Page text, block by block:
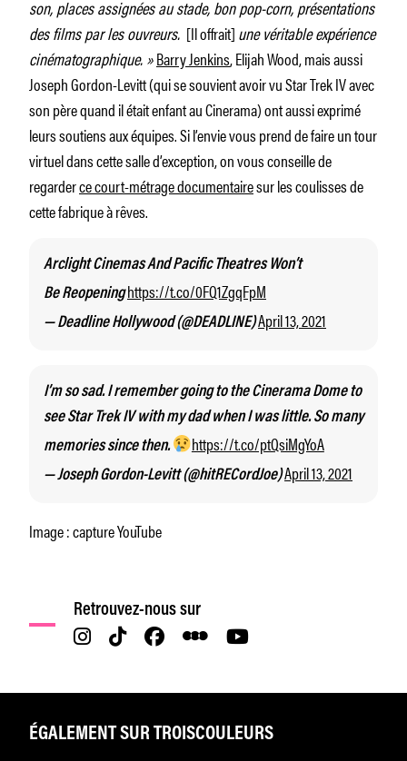
son, places assignées au stade, bon pop-corn, présentations
des films par les ouvreurs. [Il offrait]une véritable expérience
cinématographique. »Barry Jenkins, Elijah Wood, mais aussi
Joseph Gordon-Levitt (qui se souvient avoir vu Star Trek IV avec
son père quand il était enfant au Cinerama) ont aussi exprimé
leurs soutiens aux équipes. Si l’envie vous prend de faire un tour
virtuel dans cette salle d’exception, on vous conseille de
regarderce court-métrage documentairesur les coulisses de
cette fabrique à rêves.
Arclight Cinemas And Pacific Theatres Won’t
Be Reopeninghttps://t.co/0FQ1ZgqFpM
— Deadline Hollywood (@DEADLINE)April 13, 2021
I’m so sad. I remember going to the Cinerama Dome to
see Star Trek IV with my dad when I was little. So many
memories since then.
https://t.co/ptQsiMgYoA
— Joseph Gordon-Levitt (@hitRECordJoe)April 13, 2021
Image : capture YouTube
Retrouvez-nous sur
ÉGALEMENT SUR TROISCOULEURS